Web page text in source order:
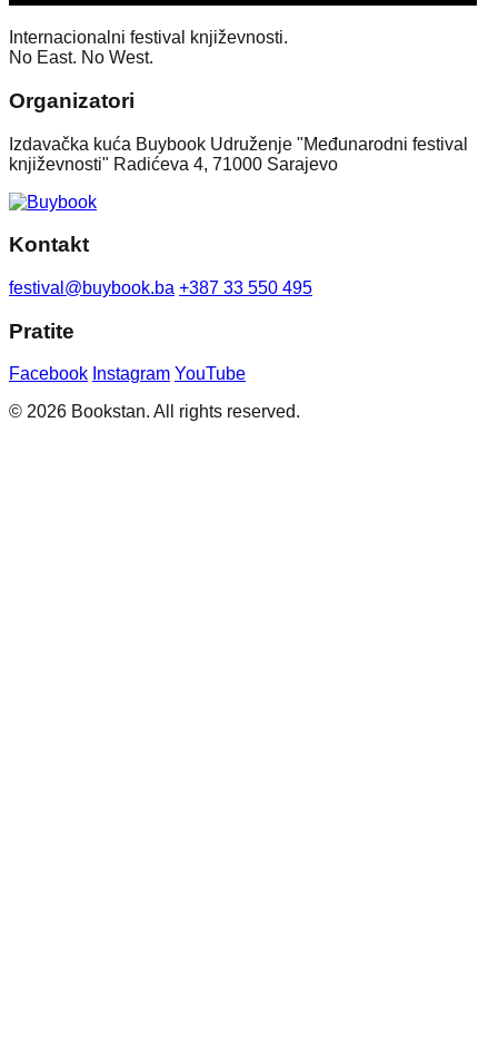
Internacionalni festival književnosti.
No East. No West.
Organizatori
Izdavačka kuća Buybook Udruženje "Međunarodni festival
književnosti" Radićeva 4, 71000 Sarajevo
Kontakt
festival@buybook.ba +387 33 550 495
Pratite
Facebook Instagram YouTube
© 2026 Bookstan. All rights reserved.